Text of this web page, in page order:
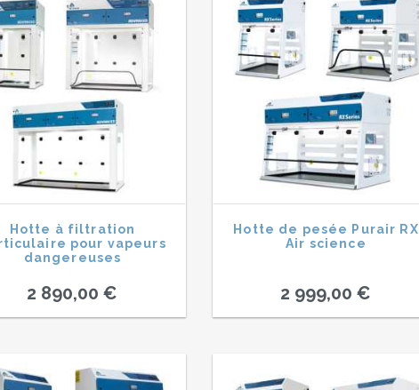
Hotte à filtration
pour vapeurs
dangereuses
2 890,00 €
Hotte de pesée Purair RX
Air science
2 999,00 €